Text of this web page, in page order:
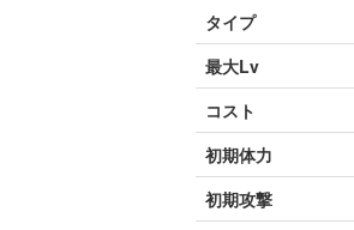
タイプ
最大Lv
コスト
初期体力
初期攻撃